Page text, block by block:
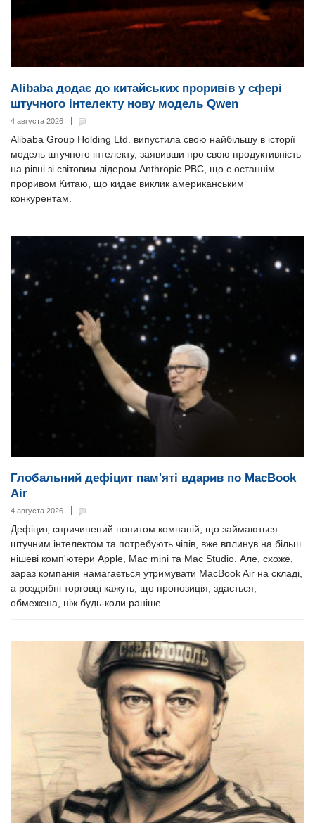
Alibaba додає до китайських проривів у сфері
штучного інтелекту нову модель Qwen
4 августа 2026
Alibaba Group Holding Ltd. випустила свою найбільшу в історії
модель штучного інтелекту, заявивши про свою продуктивність
на рівні зі світовим лідером Anthropic PBC, що є останнім
проривом Китаю, що кидає виклик американським
конкурентам.
Глобальний дефіцит пам'яті вдарив по MacBook
Air
4 августа 2026
Дефіцит, спричинений попитом компаній, що займаються
штучним інтелектом та потребують чіпів, вже вплинув на більш
нішеві комп'ютери Apple, Mac mini та Mac Studio. Але, схоже,
зараз компанія намагається утримувати MacBook Air на складі,
а роздрібні торговці кажуть, що пропозиція, здається,
обмежена, ніж будь-коли раніше.